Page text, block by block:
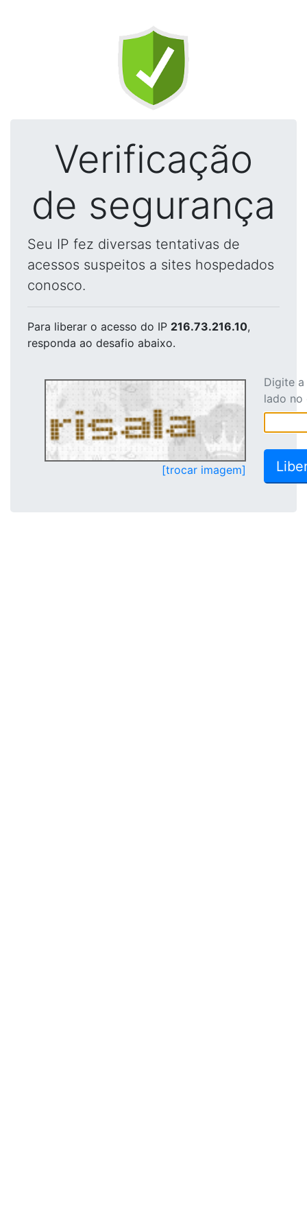
Verificação
de segurança
Seu IP fez diversas tentativas de
acessos suspeitos a sites hospedados
conosco.
Para liberar o acesso do IP 216.73.216.10,
responda ao desafio abaixo.
[trocar imagem]
Digite
lado no